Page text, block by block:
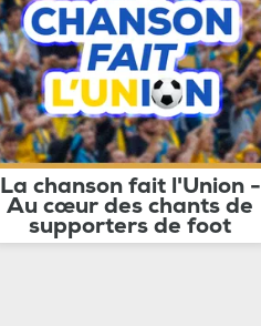
La chanson fait l'Union -
Au cœur des chants de
supporters de foot